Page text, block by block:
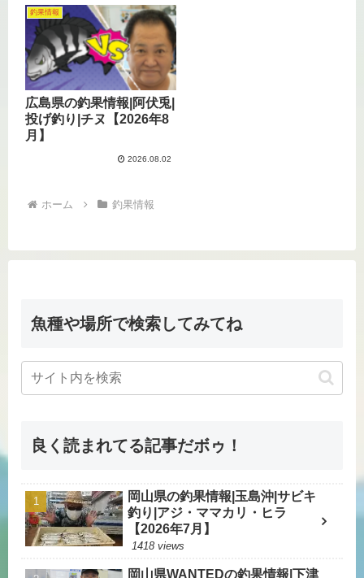
釣果情報
広島県の釣果情報|阿伏兎|
投げ釣り|チヌ【2026年8
月】
2026.08.02
ホーム 釣果情報
魚種や場所で検索してみてね
良く読まれてる記事だボゥ！
岡山県の釣果情報|玉島沖|サビキ
釣り|アジ・ママカリ・ヒラ
【2026年7月】
1418 views
岡山県WANTEDの釣果情報|下津